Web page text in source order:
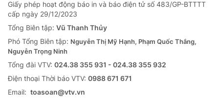
Sản phẩm
Thị trường
Tư vấn
Lịch phát sóng
Chuyên mục khác
Emagazine Podcast
Giấy phép hoạt động báo in và báo điện tử số 483/GP-BTTTT
cấp ngày 29/12/2023
Tổng Biên tập: Vũ Thanh Thủy
Phó Tổng Biên tập: Nguyễn Thị Mỹ Hạnh, Phạm Quốc Thắng,
Nguyễn Trọng Ninh
Tổng đài VTV: 024.38 355 931 - 024.38 355 932
Ðiện thoại Thời báo VTV: 0988 671 671
Email: toasoan@vtv.vn